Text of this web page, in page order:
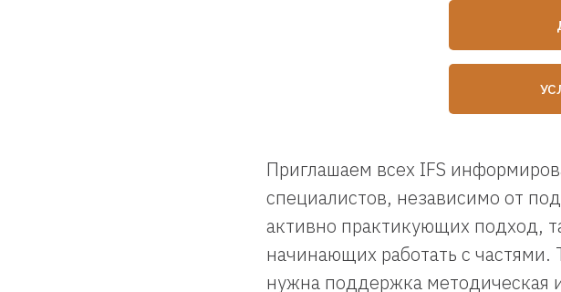
Приглашаем всех IFS
специалистов, независимо от
активно практикующих подход,
начинающих работать с частями.
нужна поддержка методическая